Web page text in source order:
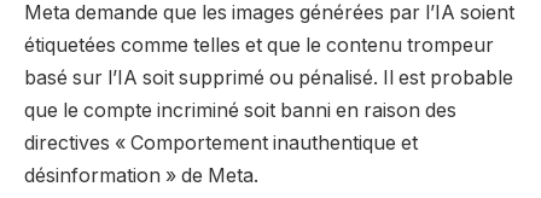
Meta demande que les images générées par l’IA soient
étiquetées comme telles et que le contenu trompeur
basé sur l’IA soit supprimé ou pénalisé. Il est probable
que le compte incriminé soit banni en raison des
directives « Comportement inauthentique et
désinformation » de Meta.